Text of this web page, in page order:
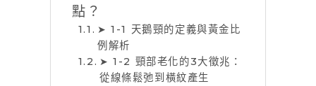
點？
➤ 1-1 天鵝頸的定義與黃金比
例解析
➤ 1-2 頸部老化的3大徵兆：
從線條鬆弛到橫紋產生